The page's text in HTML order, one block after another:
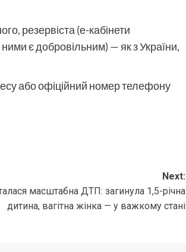
резервіста (е-кабінети
є добровільним) — як з України,
або офіційний номер телефону
Next:
масштабна ДТП: загинула 1,5-річна
дитина, вагітна жінка — у важкому стані